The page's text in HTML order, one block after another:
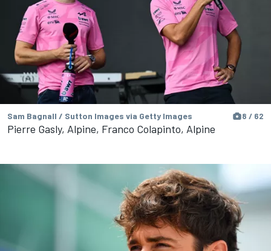
Sam Bagnall / Sutton Images via Getty Images 8 / 62
Pierre Gasly, Alpine, Franco Colapinto, Alpine